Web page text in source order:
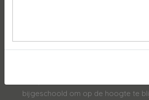
auto, ongeacht het merk, het
Het AD-garage netwerk is een
dan 4400 lokale werkplaatsen,
bijgeschoold om op de hoogte te